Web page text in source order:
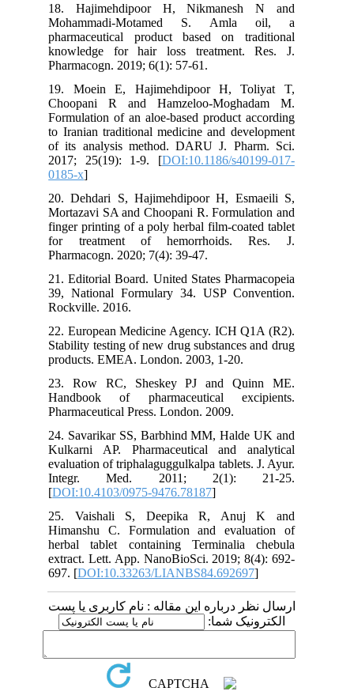
18. Hajimehdipoor H, Nikmanesh N and
Mohammadi-Motamed S. Amla oil, a
pharmaceutical product based on traditional
knowledge for hair loss treatment. Res. J.
Pharmacogn. 2019; 6(1): 57-61.
19. Moein E, Hajimehdipoor H, Toliyat T,
Choopani R and Hamzeloo-Moghadam M.
Formulation of an aloe-based product according
to Iranian traditional medicine and development
of its analysis method. DARU J. Pharm. Sci.
2017; 25(19): 1-9. [DOI:10.1186/s40199-017-
0185-x
20. Dehdari S, Hajimehdipoor H, Esmaeili S,
Mortazavi SA and Choopani R. Formulation and
finger printing of a poly herbal film-coated tablet
for treatment of hemorrhoids. Res. J.
Pharmacogn. 2020; 7(4): 39-47.
21. Editorial Board. United States Pharmacopeia
39, National Formulary 34. USP Convention.
Rockville. 2016.
22. European Medicine Agency. ICH Q1A (R2).
Stability testing of new drug substances and drug
products. EMEA. London. 2003, 1-20.
23. Row RC, Sheskey PJ and Quinn ME.
Handbook of pharmaceutical excipients.
Pharmaceutical Press. London. 2009.
24. Savarikar SS, Barbhind MM, Halde UK and
Kulkarni AP. Pharmaceutical and analytical
evaluation of triphalaguggulkalpa tablets. J. Ayur.
Integr. Med. 2011; 2(1): 21-25.
[DOI:10.4103/0975-9476.78187
25. Vaishali S, Deepika R, Anuj K and
Himanshu C. Formulation and evaluation of
herbal tablet containing Terminalia chebula
extract. Lett. App. NanoBioSci. 2019; 8(4): 692-
697. [DOI:10.33263/LIANBS84.692697
ارسال نظر درباره این مقاله : نام کاربری یا پست
الکترونیک شما: